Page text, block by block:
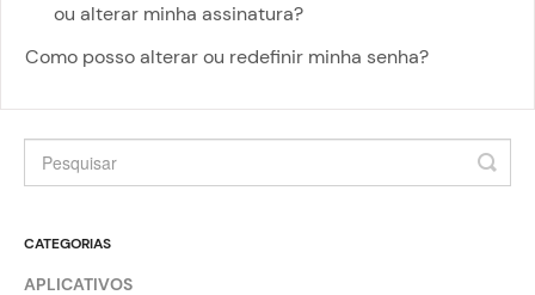
ou alterar minha assinatura?
Como posso alterar ou redefinir minha senha?
CATEGORIAS
APLICATIVOS